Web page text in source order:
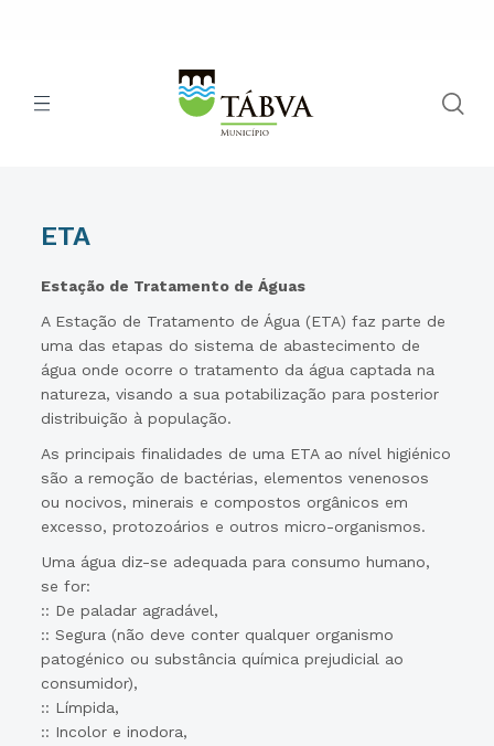
ETA
Estação de Tratamento de Águas
A Estação de Tratamento de Água (ETA) faz parte de
uma das etapas do sistema de abastecimento de
água onde ocorre o tratamento da água captada na
natureza, visando a sua potabilização para posterior
distribuição à população.
As principais finalidades de uma ETA ao nível higiénico
são a remoção de bactérias, elementos venenosos
ou nocivos, minerais e compostos orgânicos em
excesso, protozoários e outros micro-organismos.
Uma água diz-se adequada para consumo humano,
se for:
:: De paladar agradável,
:: Segura (não deve conter qualquer organismo
patogénico ou substância química prejudicial ao
consumidor),
:: Límpida,
:: Incolor e inodora,